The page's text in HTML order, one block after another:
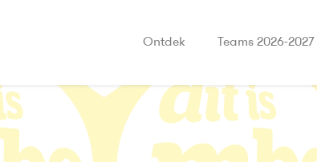
Ontdek Teams 2026-2027